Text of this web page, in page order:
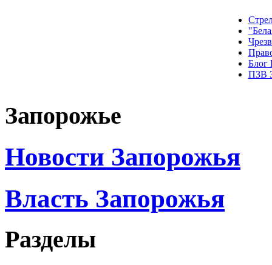
Блог
ПЗВ
Запорожье
Новости Запорожья
Власть Запорожья
Разделы